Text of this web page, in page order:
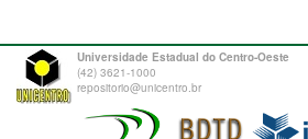
Universidade Estadual do Centro-Oeste
(42) 3621-1000
repositorio@unicentro.br